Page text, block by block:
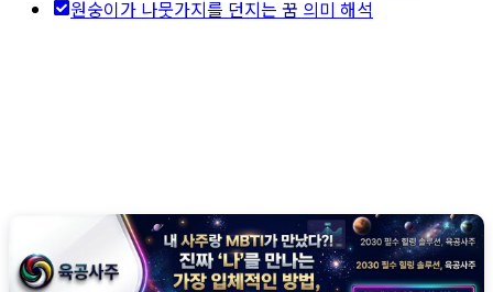
원숭이가 나뭇가지를 던지는 꿈 의미 해석